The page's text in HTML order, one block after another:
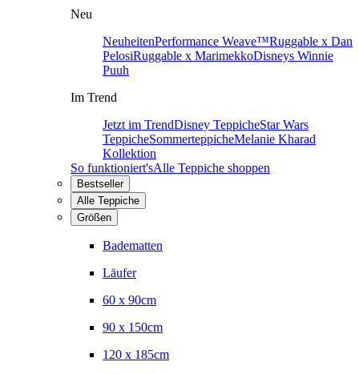
Neu
NeuheitenPerformance Weave™Ruggable x Dan
PelosiRuggable x MarimekkoDisneys Winnie
Puuh
Im Trend
Jetzt im TrendDisney TeppicheStar Wars
TeppicheSommerteppicheMelanie Kharad
Kollektion
So funktioniert'sAlle Teppiche shoppen
Bestseller
Alle Teppiche
Größen
Badematten
Läufer
60 x 90cm
90 x 150cm
120 x 185cm